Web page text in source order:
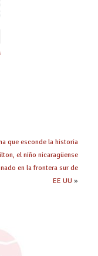
que esconde la historia
el niño nicaragüense
en la frontera sur de
EE UU »